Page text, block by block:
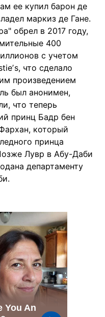
ее купил барон де
маркиз де Гане.
обрел в 2017 году,
400
с учетом
что сделало
произведением
был анонимен,
что теперь
принц Бадр бен
который
принца
Лувр в Абу-Даби
департаменту